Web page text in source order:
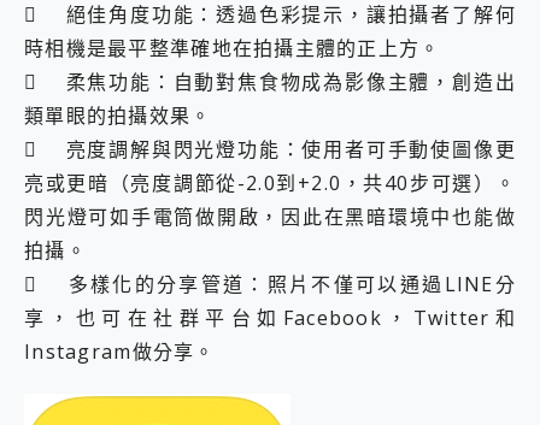
 絕佳角度功能：透過色彩提示，讓拍攝者了解何
時相機是最平整準確地在拍攝主體的正上方。
 柔焦功能：自動對焦食物成為影像主體，創造出
類單眼的拍攝效果。
 亮度調解與閃光燈功能：使用者可手動使圖像更
亮或更暗（亮度調節從-2.0到+2.0，共40步可選）。
閃光燈可如手電筒做開啟，因此在黑暗環境中也能做
拍攝。
 多樣化的分享管道：照片不僅可以通過LINE分
享，也可在社群平台如Facebook，Twitter和
Instagram做分享。